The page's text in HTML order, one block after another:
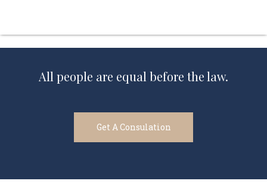
All people are equal before the law.
Get A Consulation